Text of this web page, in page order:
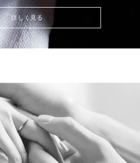
詳しく見る